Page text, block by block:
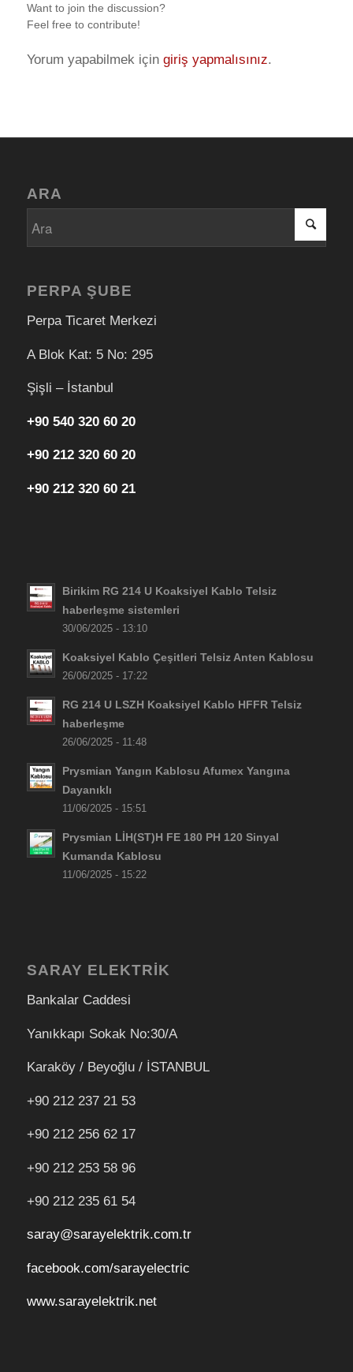
Want to join the discussion?
Feel free to contribute!
Yorum yapabilmek için giriş yapmalısınız.
ARA
PERPA ŞUBE
Perpa Ticaret Merkezi
A Blok Kat: 5 No: 295
Şişli – İstanbul
+90 540 320 60 20
+90 212 320 60 20
+90 212 320 60 21
Birikim RG 214 U Koaksiyel Kablo Telsiz
haberleşme sistemleri
30/06/2025 - 13:10
Koaksiyel Kablo Çeşitleri Telsiz Anten Kablosu
26/06/2025 - 17:22
RG 214 U LSZH Koaksiyel Kablo HFFR Telsiz
haberleşme
26/06/2025 - 11:48
Prysmian Yangın Kablosu Afumex Yangına
Dayanıklı
11/06/2025 - 15:51
Prysmian LİH(ST)H FE 180 PH 120 Sinyal
Kumanda Kablosu
11/06/2025 - 15:22
SARAY ELEKTRİK
Bankalar Caddesi
Yanıkkapı Sokak No:30/A
Karaköy / Beyoğlu / İSTANBUL
+90 212 237 21 53
+90 212 256 62 17
+90 212 253 58 96
+90 212 235 61 54
saray@sarayelektrik.com.tr
facebook.com/sarayelectric
www.sarayelektrik.net